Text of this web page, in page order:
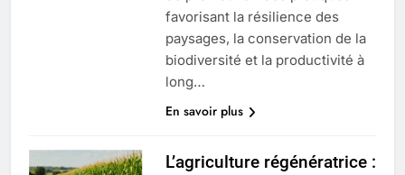
favorisant la résilience des
paysages, la conservation de la
biodiversité et la productivité à
long…
En savoir plus
L’agriculture régénératrice :